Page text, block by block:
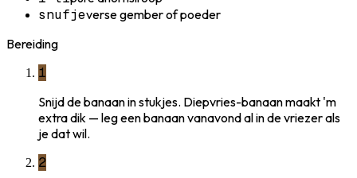
snufjeverse gember of poeder
Bereiding
1
Snijd de banaan in stukjes. Diepvries-banaan maakt 'm
extra dik — leg een banaan vanavond al in de vriezer als
je dat wil.
2